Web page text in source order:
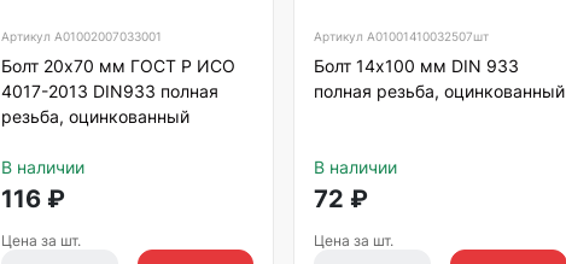
Артикул А01002007033001
Болт 20х70 мм ГОСТ Р ИСО
4017-2013 DIN933 полная
резьба, оцинкованный
В наличии
116 ₽
Цена за шт.
Артикул А01001410032507шт
Болт 14х100 мм DIN 933
полная резьба, оцинкованный
В наличии
72 ₽
Цена за шт.